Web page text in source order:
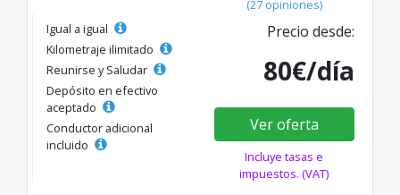
(27 opiniones)
Igual a igual
Kilometraje ilimitado
Reunirse y Saludar
Depósito en efectivo
aceptado
Conductor adicional
incluido
Precio desde:
80€/día
Ver oferta
Incluye tasas e
impuestos. (VAT)